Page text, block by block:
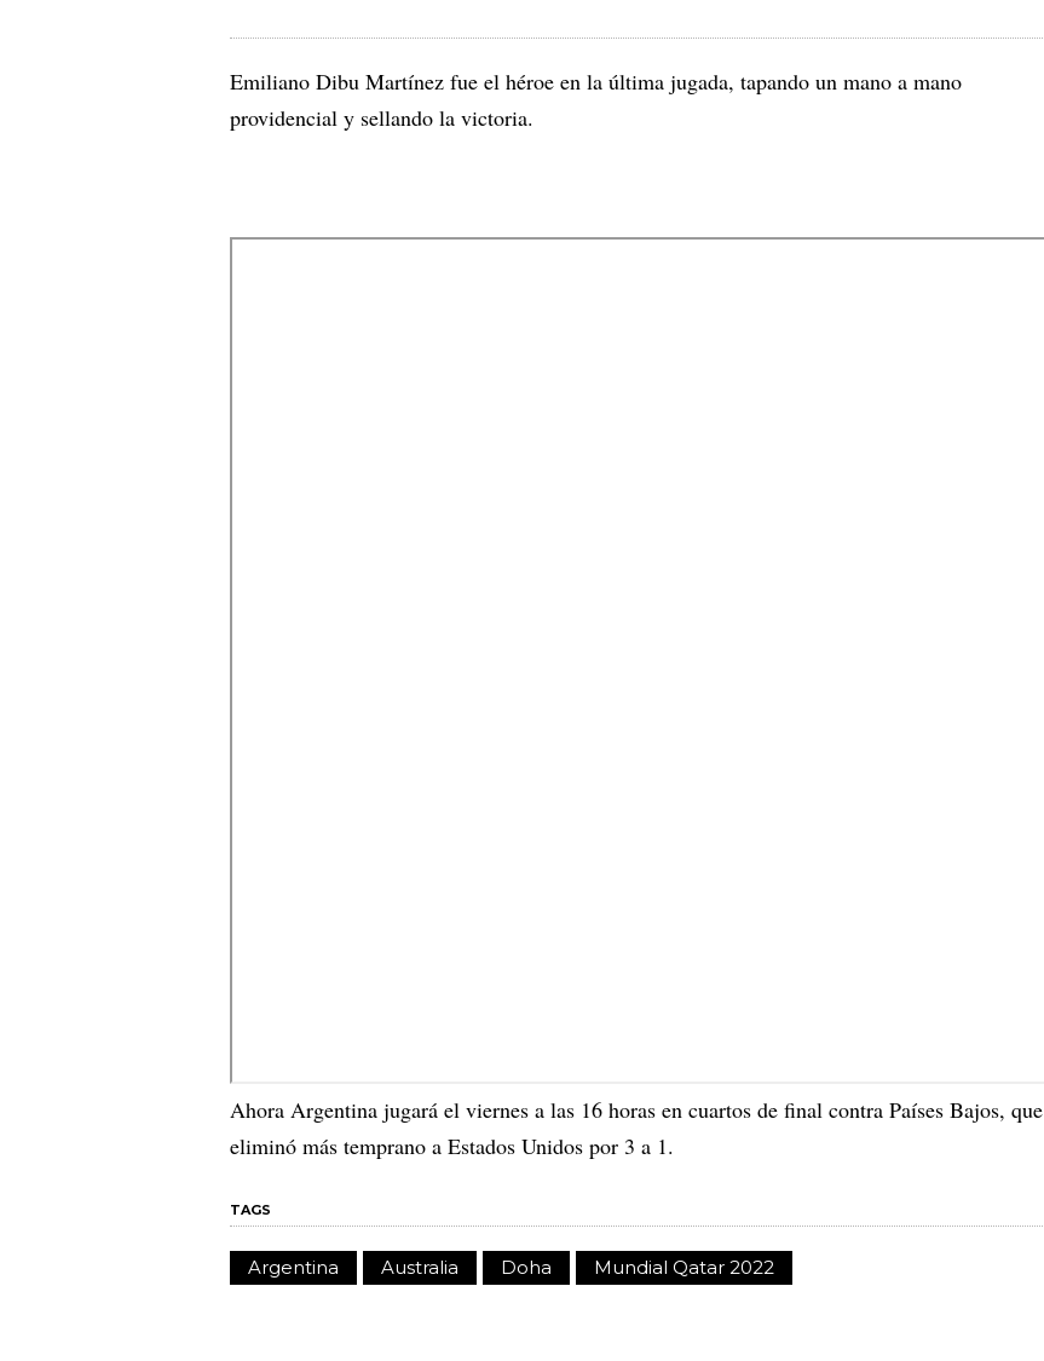
Emiliano Dibu Martínez fue el héroe en la última jugada, tapando un mano a mano
providencial y sellando la victoria.
Ahora Argentina jugará el viernes a las 16 horas en cuartos de final contra Países Bajos, que
eliminó más temprano a Estados Unidos por 3 a 1.
TAGS
Argentina Australia Doha Mundial Qatar 2022